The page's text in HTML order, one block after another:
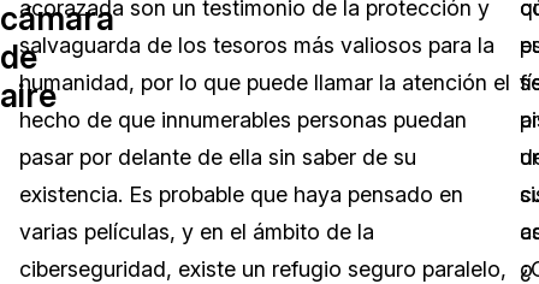
Redacción de imágenes
Transcripción y Traducción
Educación
El Gobierno
Servicios Financieros
Artículos
Casos Practicos
Videoteca
cámara
de
aire
acorazada son un testimonio de la protección y
salvaguarda de los tesoros más valiosos para la
humanidad, por lo que puede llamar la atención el
hecho de que innumerables personas puedan
pasar por delante de ella sin saber de su
existencia. Es probable que haya pensado en
varias películas, y en el ámbito de la
ciberseguridad, existe un refugio seguro paralelo,
o